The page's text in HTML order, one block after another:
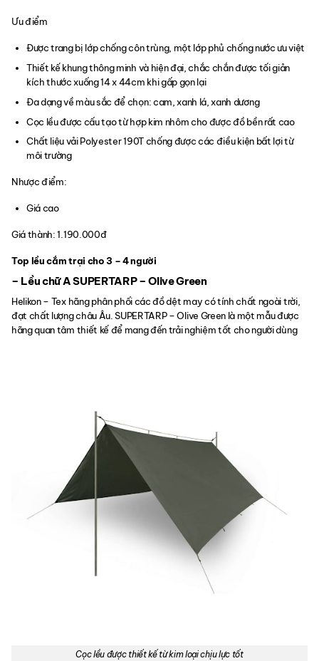
Ưu điểm
Được trang bị lớp chống côn trùng, một lớp phủ chống nước ưu việt
Thiết kế khung thông minh và hiện đại, chắc chắn được tối giản
kích thước xuống 14 x 44cm khi gấp gọn lại
Đa dạng về màu sắc để chọn: cam, xanh lá, xanh dương
Cọc lều được cấu tạo từ hợp kim nhôm cho được đồ bền rất cao
Chất liệu vải Polyester 190T chống được các điều kiện bất lợi từ
môi trường
Nhược điểm:
Giá cao
Giá thành: 1.190.000đ
Top lều cắm trại cho 3 – 4 người
– Lều chữ A SUPERTARP – Olive Green
Helikon – Tex hãng phân phối các đồ dệt may có tính chất ngoài trời,
đạt chất lượng châu Âu. SUPERTARP – Olive Green là một mẫu được
hãng quan tâm thiết kế để mang đến trải nghiệm tốt cho người dùng
Cọc lều được thiết kế từ kim loại chịu lực tốt